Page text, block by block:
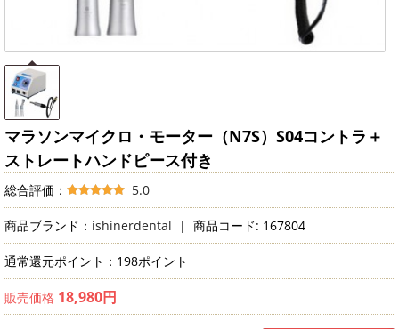
マラソンマイクロ・モーター（N7S）S04コントラ＋
ストレートハンドピース付き
総合評価： 5.0
商品ブランド： ishinerdental | 商品コード: 167804
通常還元ポイント：198ポイント
販売価格 18,980円